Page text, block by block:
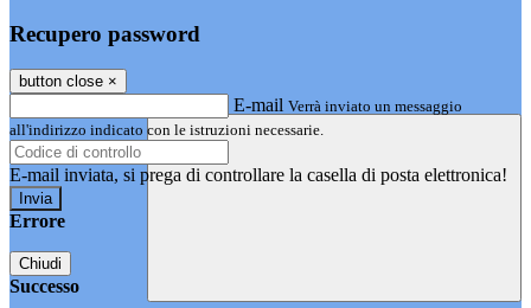
Recupero password
button close ×
E-mail Verrà inviato un messaggio
all'indirizzo indicato con le istruzioni necessarie.
E-mail inviata, si prega di controllare la casella di posta elettronica!
Errore
Chiudi
Successo